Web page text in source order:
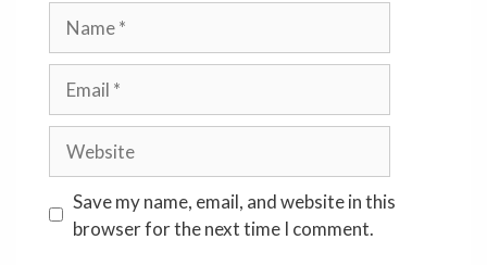
Save my name, email, and website in this
browser for the next time I comment.